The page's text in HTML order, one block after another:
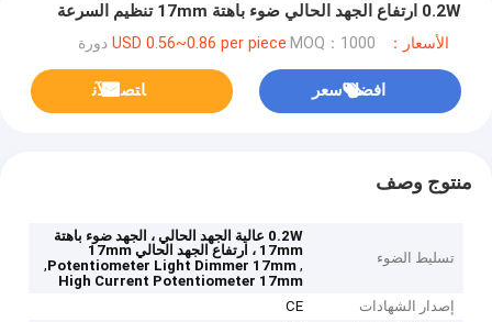
0.2W ارتفاع الجهد الحالي ضوء باهتة 17mm تنظيم السرعة
الأسعار：USD 0.56~0.86 per piece MOQ：1000 دورة
افضل سعر ﺎﺘﺼﻟ ﺍﻶﻧ
منتوج وصف
تسليط الضوء
0.2W عالية الجهد الحالي ، الجهد ضوء باهتة
17mm ، ارتفاع الجهد الحالي 17mm
,
Potentiometer Light Dimmer 17mm
,
High Current Potentiometer 17mm
إصدار الشهادات
CE